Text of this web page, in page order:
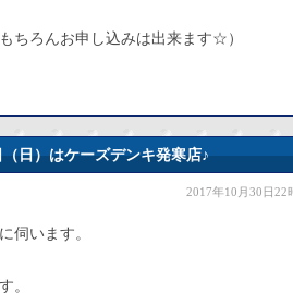
ちろんお申し込みは出来ます☆）
（日）はケーズデンキ発寒店♪
2017年10月30日22
伺います。
。